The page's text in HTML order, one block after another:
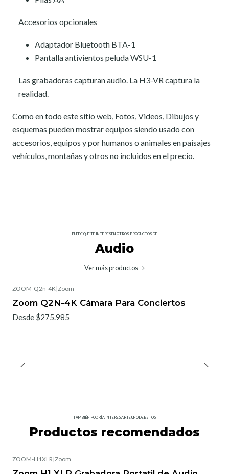
Accesorios opcionales
Adaptador Bluetooth BTA-1
Pantalla antivientos peluda WSU-1
Las grabadoras capturan audio. La H3-VR captura la
realidad.
Como en todo este sitio web, Fotos, Videos, Dibujos y
esquemas pueden mostrar equipos siendo usado con
accesorios, equipos y por humanos o animales en paisajes
vehículos, montañas y otros no incluidos en el precio.
PUEDE QUE TE INTERESEN OTROS PRODUCTOS DE
Audio
Ver más productos
ZOOM-Q2n-4K |Zoom
Zoom Q2N-4K Cámara Para Conciertos
Desde $275.985
TAMBIÉN PODRÍA INTERESARTE UNO DE ESTOS
Productos recomendados
ZOOM-H1XLR|Zoom